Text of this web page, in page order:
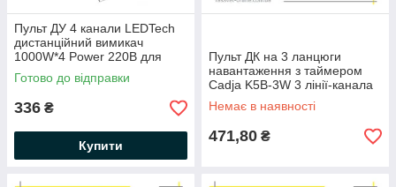
Пульт ДУ 4 канали LEDTech
дистанційний вимикач
1000W*4 Power 220В для
люстр
Готово до відправки
336 ₴
Купити
Пульт ДК на 3 ланцюги
навантаження з таймером
Cadja K5B-3W 3 лінії-канала
білий
Немає в наявності
471,80 ₴